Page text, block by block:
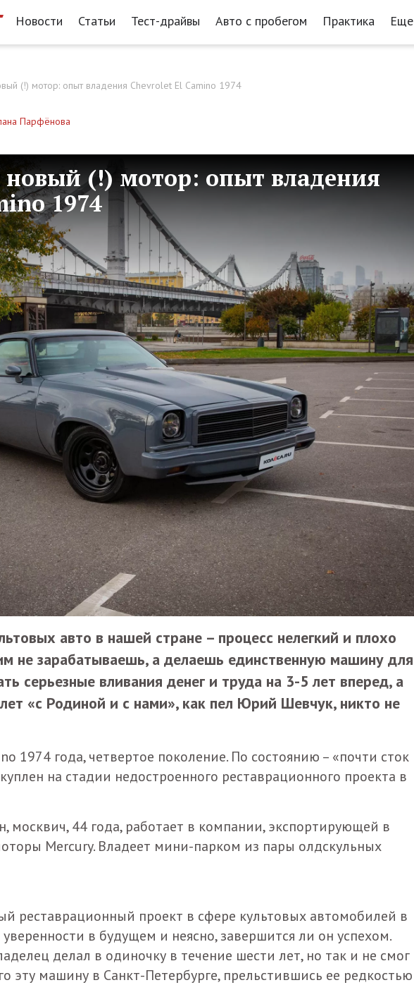
Новости Статьи Тест-драйвы Авто с пробегом Практика Еще
(!) мотор: опыт владения Chevrolet El Camino 1974
Парфёнова
(!) мотор: опыт владения
1974
авто в нашей стране – процесс нелегкий и плохо
не зарабатываешь, а делаешь единственную машину для
серьезные вливания денег и труда на 3-5 лет вперед, а
«с Родиной и с нами», как пел Юрий Шевчук, никто не
1974 года, четвертое поколение. По состоянию – «почти сток
на стадии недостроенного реставрационного проекта в
москвич, 44 года, работает в компании, экспортирующей в
Mercury. Владеет мини-парком из пары олдскульных
реставрационный проект в сфере культовых автомобилей в
в будущем и неясно, завершится ли он успехом.
делал в одиночку в течение шести лет, но так и не смог
эту машину в Санкт-Петербурге, прельстившись ее редкостью